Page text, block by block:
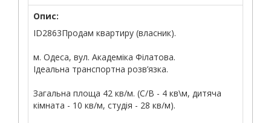
Опис:
ID2863Продам квартиру (власник).
м. Одеса, вул. Академіка Філатова.
Ідеальна транспортна розв’язка.
Загальна площа 42 кв/м. (С/В - 4 кв\м, дитяча
кімната - 10 кв/м, студія - 28 кв/м).